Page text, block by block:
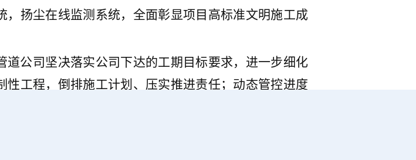
扬尘在线监测系统， 全面彰显项目高标准文明施工成
道公司 坚决落实公司下达的工期目标要求，进一步细化
性工程， 倒排施工计划、压实推进责任； 动态管控进度